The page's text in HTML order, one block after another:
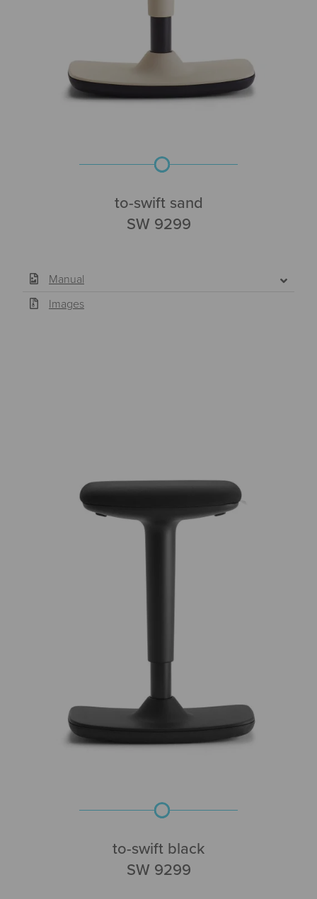
to-swift sand
SW 9299
Manual
Images
to-swift black
SW 9299